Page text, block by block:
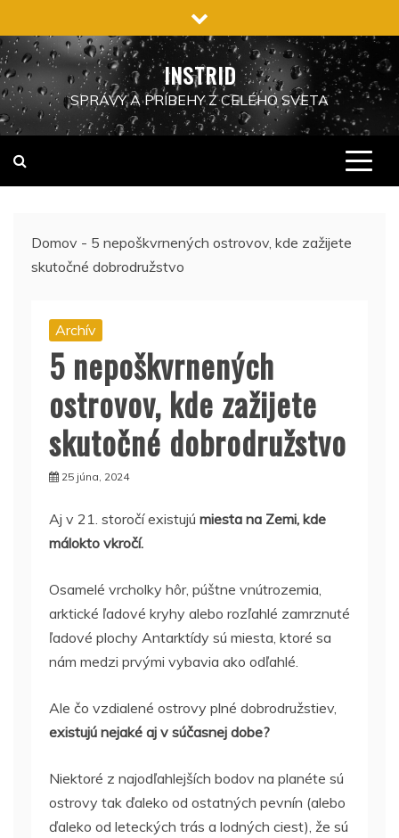
na
obsah
INSTRID
SPRÁVY A PRÍBEHY Z CELÉHO SVETA
Domov - 5 nepoškvrnených ostrovov, kde zažijete
skutočné dobrodružstvo
Archív
5 nepoškvrnených
ostrovov, kde zažijete
skutočné dobrodružstvo
25 júna, 2024
Aj v 21. storočí existujú miesta na Zemi, kde
málokto vkročí.
Osamelé vrcholky hôr, púštne vnútrozemia,
arktické ľadové kryhy alebo rozľahlé zamrznuté
ľadové plochy Antarktídy sú miesta, ktoré sa
nám medzi prvými vybavia ako odľahlé.
Ale čo vzdialené ostrovy plné dobrodružstiev,
existujú nejaké aj v súčasnej dobe?
Niektoré z najodľahlejších bodov na planéte sú
ostrovy tak ďaleko od ostatných pevnín (alebo
ďaleko od leteckých trás a lodných ciest), že sú